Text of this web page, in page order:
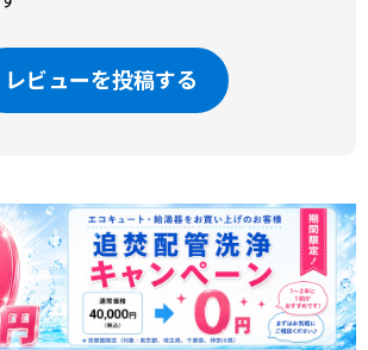
レビューを投稿する